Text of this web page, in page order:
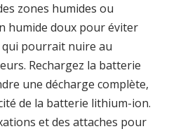
zones humides ou
humide doux pour éviter
qui pourrait nuire au
Rechargez la batterie
une décharge complète,
de la batterie lithium-ion.
et des attaches pour